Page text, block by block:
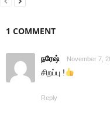
1 COMMENT
நரேஷ் November 7,
சிறப்பு !
Reply